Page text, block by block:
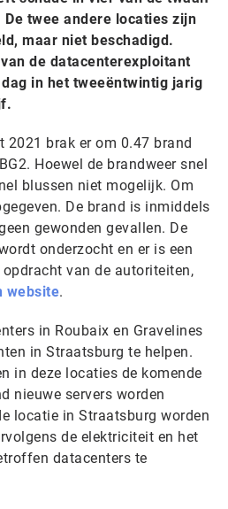
twee andere locaties zijn
maar niet beschadigd.
de datacenterexploitant
in het tweeëntwintig jarig
2021 brak er om 0.47 brand
Hoewel de brandweer snel
blussen niet mogelijk. Om
De brand is inmiddels
gewonden gevallen. De
onderzocht en er is een
van de autoriteiten,
website.
in Roubaix en Gravelines
in Straatsburg te helpen.
in deze locaties de komende
nieuwe servers worden
locatie in Straatsburg worden
de elektriciteit en het
datacenters te